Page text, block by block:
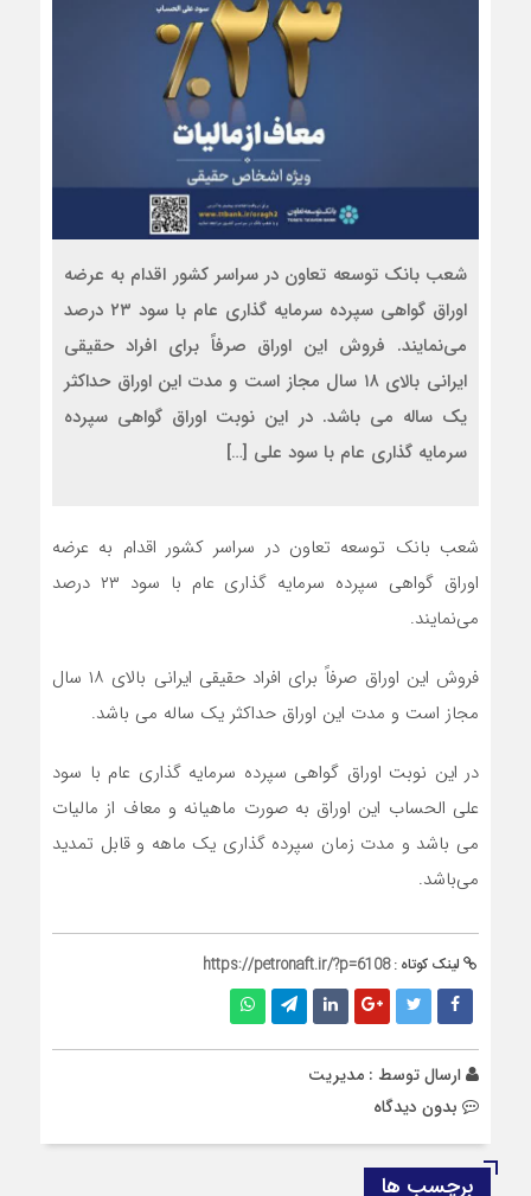
شعب بانک توسعه تعاون در سراسر کشور اقدام به عرضه
اوراق گواهی سپرده سرمایه گذاری عام با سود ۲۳ درصد
می‌نمایند. فروش این اوراق صرفاً برای افراد حقیقی
ایرانی بالای ۱۸ سال مجاز است و مدت این اوراق حداکثر
یک ساله می باشد. در این نوبت اوراق گواهی سپرده
سرمایه گذاری عام با سود علی […]
شعب بانک توسعه تعاون در سراسر کشور اقدام به عرضه
اوراق گواهی سپرده سرمایه گذاری عام با سود ۲۳ درصد
می‌نمایند.
فروش این اوراق صرفاً برای افراد حقیقی ایرانی بالای ۱۸ سال
مجاز است و مدت این اوراق حداکثر یک ساله می باشد.
در این نوبت اوراق گواهی سپرده سرمایه گذاری عام با سود
علی الحساب این اوراق به صورت ماهیانه و معاف از مالیات
می باشد و مدت زمان سپرده گذاری یک ماهه و قابل تمدید
می‌باشد.
لینک کوتاه :https://petronaft.ir/?p=6108
ارسال توسط : مدیریت
بدون دیدگاه
برچسب ها